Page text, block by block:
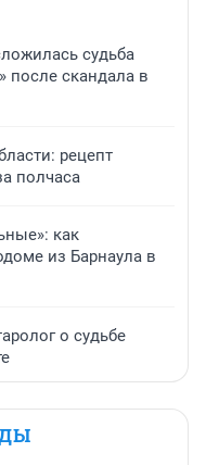
судьба
после скандала в
рецепт
полчаса
как
из Барнаула в
о судьбе